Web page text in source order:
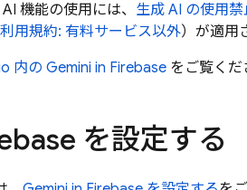
機能の使用には、 生成 AI の使用
用規約: 有料サービス以外）が適用
内の Gemini in Firebase をご覧くだ
を設定する